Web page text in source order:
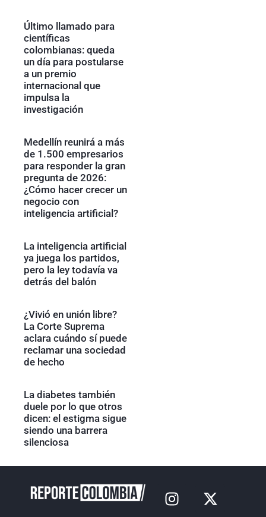
Último llamado para
científicas
colombianas: queda
un día para postularse
a un premio
internacional que
impulsa la
investigación
Medellín reunirá a más
de 1.500 empresarios
para responder la gran
pregunta de 2026:
¿Cómo hacer crecer un
negocio con
inteligencia artificial?
La inteligencia artificial
ya juega los partidos,
pero la ley todavía va
detrás del balón
¿Vivió en unión libre?
La Corte Suprema
aclara cuándo sí puede
reclamar una sociedad
de hecho
La diabetes también
duele por lo que otros
dicen: el estigma sigue
siendo una barrera
silenciosa